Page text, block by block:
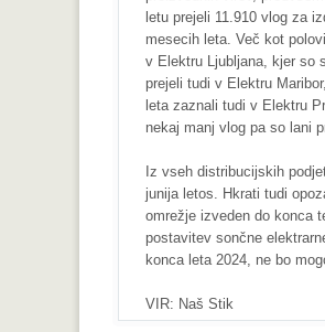
letu prejeli 11.910 vlog za
mesecih leta. Več kot
v Elektru Ljubljana, kjer so
prejeli tudi v Elektru
leta zaznali tudi v Elektru
nekaj manj vlog pa so lani
Iz vseh distribucijskih
junija letos. Hkrati tudi
omrežje izveden do konca
postavitev sončne
konca leta 2024, ne bo
VIR: Naš Stik